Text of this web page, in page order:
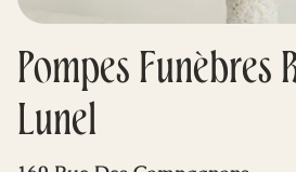
Blog
Pompes Funèbres
Lunel